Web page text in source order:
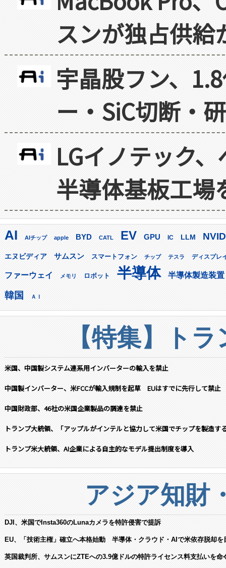
スンが独占供給
宇晶股フン、
ー・SiC切断・
LGイノテック
半導体基板工場
AI AIチップ apple BYD CATL EV GPU IC LLM
エヌビディア サムスン スマートフォン チップ テスラ ディスプレ
ファーウェイ メモリ ロボット 半導体 半導体製造装置
韓国 ＡＩ
【特集】ト
米国、中国製システム連系用インバーターの輸入を禁止
中国製インバーター、米FCCが輸入規制を起草 EUはすでに先行して禁止
中国財政部、46社の米国企業製品の調達を禁止
トランプ大統領、「アップルがインテルと協力して米国でチップを製造す
トランプ米大統領、AI企業による自主的なモデル提出制度を導入
アジア知財
DJI、米国でInsta360のLunaカメラを特許侵害で提訴
EU、「技術主権」確立へ本格始動 半導体・クラウド・AIで米依存脱却を
英国裁判所、サムスンにZTEへの3.9億ドルの特許ライセンス料支払いを命